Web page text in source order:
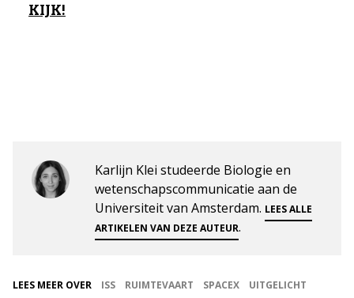
KIJK!
Karlijn Klei studeerde Biologie en
wetenschapscommunicatie aan de
Universiteit van Amsterdam. LEES ALLE
ARTIKELEN VAN DEZE AUTEUR.
LEES MEER OVER ISS RUIMTEVAART SPACEX UITGELICHT